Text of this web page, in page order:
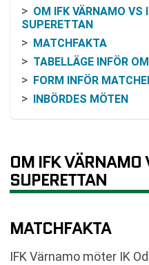
OM IFK VÄRNAMO VS
SUPERETTAN
MATCHFAKTA
TABELLÄGE INFÖR
FORM INFÖR
INBÖRDES MÖTEN
BAKGRUND OM
DET HÄR VÄNTAR
VANLIGA FRÅGOR
TABELL
OM IFK VÄRNAMO
SUPERETTAN
MATCHFAKTA
IFK Värnamo möter IK